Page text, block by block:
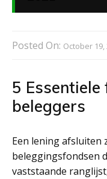
Posted On: October 19,
5
beleggers
Een lening afsluiten
beleggingsfondsen
vaststaande